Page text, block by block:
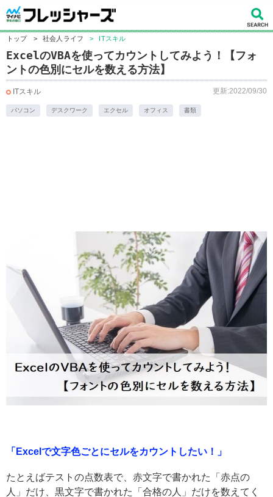
トップ > 社会人ライフ > ITスキル
ExcelのVBAを使ってカウントしてみよう！【フォ
ントの色別にセルを数える方法】
ITスキル 更新:2022/09/30
パソコン デスクワーク エクセル オフィス 書類
「Excelで文字色ごとにセルをカウントしたい！」
たとえばテストの点数表で、赤文字で書かれた「赤点の
人」だけ、黒文字で書かれた「合格の人」だけを数えてく